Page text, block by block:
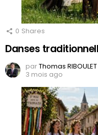
0 Shares
Danses
parThomas RIBOULET
3 mois ago